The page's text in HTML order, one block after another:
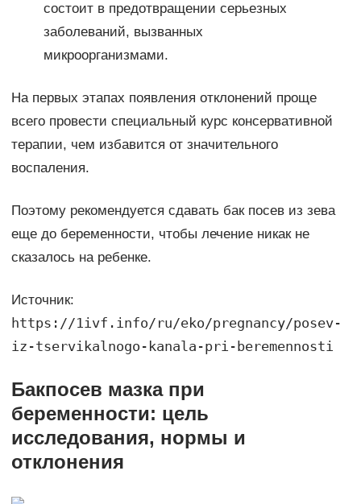
состоит в предотвращении серьезных
заболеваний, вызванных
микроорганизмами.
На первых этапах появления отклонений проще
всего провести специальный курс консервативной
терапии, чем избавится от значительного
воспаления.
Поэтому рекомендуется сдавать бак посев из зева
еще до беременности, чтобы лечение никак не
сказалось на ребенке.
Источник:
https://1ivf.info/ru/eko/pregnancy/posev-
iz-tservikalnogo-kanala-pri-beremennosti
Бакпосев мазка при
беременности: цель
исследования, нормы и
отклонения